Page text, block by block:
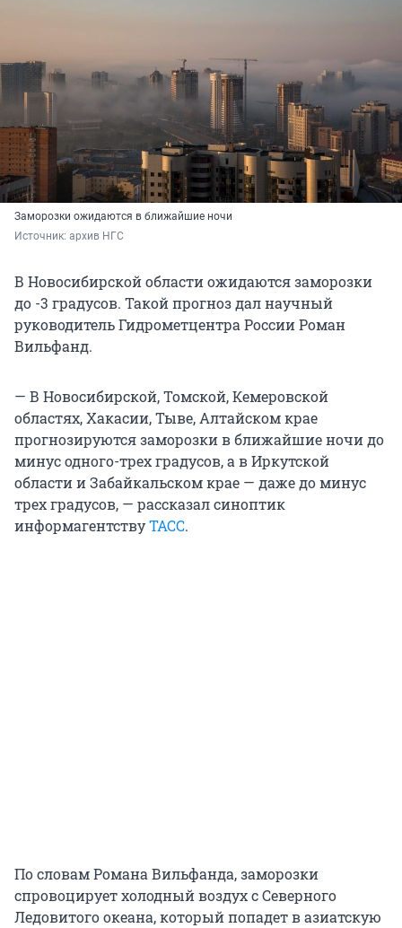
Заморозки ожидаются в ближайшие ночи
Источник: архив НГС
В Новосибирской области ожидаются заморозки
до -3 градусов. Такой прогноз дал научный
руководитель Гидрометцентра России Роман
Вильфанд.
— В Новосибирской, Томской, Кемеровской
областях, Хакасии, Тыве, Алтайском крае
прогнозируются заморозки в ближайшие ночи до
минус одного-трех градусов, а в Иркутской
области и Забайкальском крае — даже до минус
трех градусов, — рассказал синоптик
информагентствуТАСС.
По словам Романа Вильфанда, заморозки
спровоцирует холодный воздух с Северного
Ледовитого океана, который попадет в азиатскую